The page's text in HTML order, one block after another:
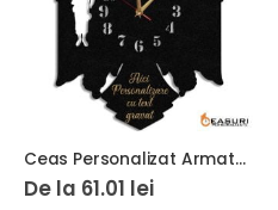
Ceas Personalizat Armata Militar Stema Vultur
De la 61.01 lei